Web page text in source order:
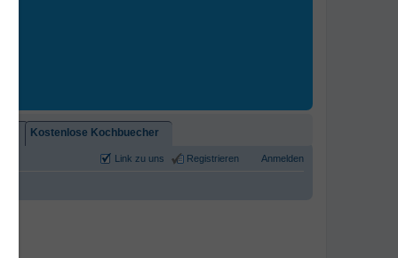
Kostenlose Kochbuecher
Anmelden
Registrieren
Link zu uns